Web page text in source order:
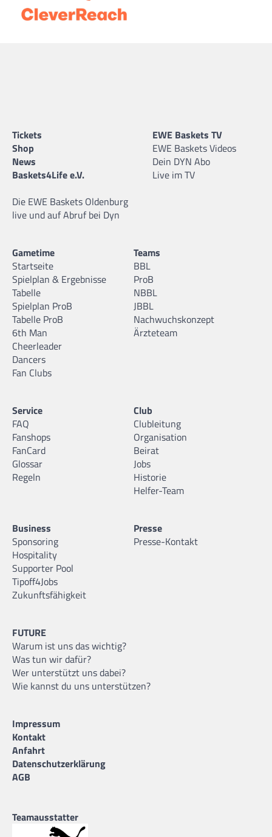
Tickets
Shop
News
Baskets4Life e.V.
Die EWE Baskets Oldenburg
live und auf Abruf bei Dyn
EWE Baskets TV
EWE Baskets Videos
Dein DYN Abo
Live im TV
Gametime
Startseite
Spielplan & Ergebnisse
Tabelle
Spielplan ProB
Tabelle ProB
6th Man
Cheerleader
Dancers
Fan Clubs
Teams
BBL
ProB
NBBL
JBBL
Nachwuchskonzept
Ärzteteam
Service
FAQ
Fanshops
FanCard
Glossar
Regeln
Club
Clubleitung
Organisation
Beirat
Jobs
Historie
Helfer-Team
Business
Sponsoring
Hospitality
Supporter Pool
Tipoff4Jobs
Zukunftsfähigkeit
Presse
Presse-Kontakt
FUTURE
Warum ist uns das wichtig?
Was tun wir dafür?
Wer unterstützt uns dabei?
Wie kannst du uns unterstützen?
Impressum
Kontakt
Anfahrt
Datenschutzerklärung
AGB
Teamausstatter